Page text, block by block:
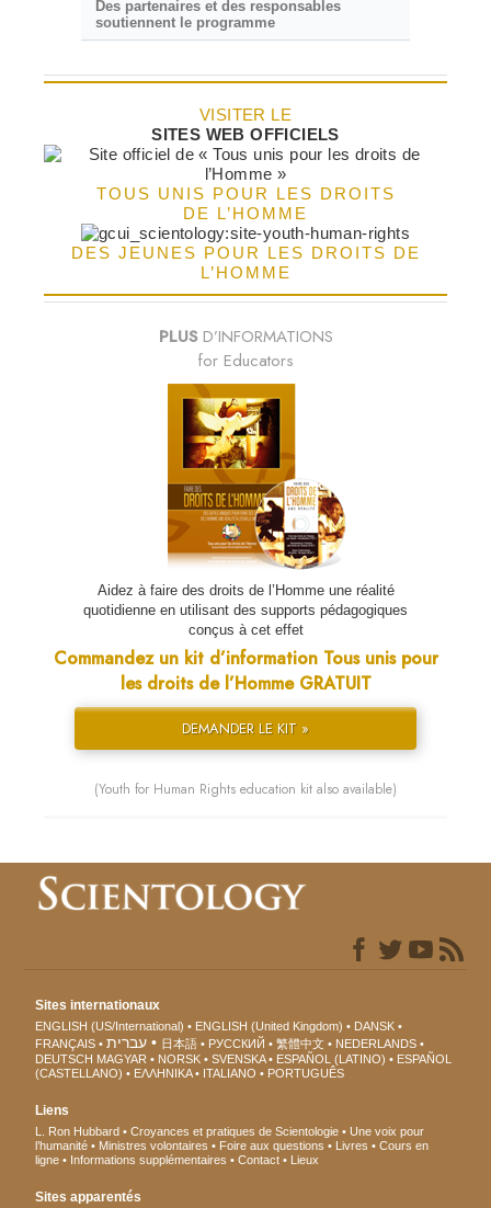
Des partenaires et des responsables
soutiennent le programme
VISITER LE
SITES WEB OFFICIELS
TOUS UNIS POUR LES DROITS
DE L’HOMME
DES JEUNES POUR LES DROITS DE
L’HOMME
PLUS D’INFORMATIONS
for Educators
Aidez à faire des droits de l’Homme une réalité
quotidienne en utilisant des supports pédagogiques
conçus à cet effet
Commandez un kit d’information Tous unis pour
les droits de l’Homme GRATUIT
DEMANDER LE KIT »
(Youth for Human Rights education kit also available)
Sites internationaux
ENGLISH (US/International) ENGLISH (United Kingdom)
DANSK
FRANÇAIS
עברית 日本語 РУССКИЙ 繁體中文
NEDERLANDS
DEUTSCH MAGYAR NORSK SVENSKA ESPAÑOL (LATINO)
ESPAÑOL
(CASTELLANO)
ΕΛΛΗΝΙΚA ITALIANO PORTUGUÊS
Liens
L. Ron Hubbard Croyances et pratiques de Scientologie
Une voix pour
l’humanité
Ministres volontaires Foire aux questions Livres
Cours en
ligne
Informations supplémentaires Contact Lieux
Sites apparentés